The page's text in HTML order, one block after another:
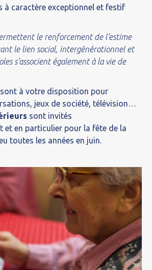
à caractère exceptionnel et festif
le renforcement de l’estime
le lien social, intergénérationnel et
s’associent également à la vie de
sont à votre disposition pour
jeux de société, télévision…
sont invités
et en particulier pour la fête de la
toutes les années en juin.